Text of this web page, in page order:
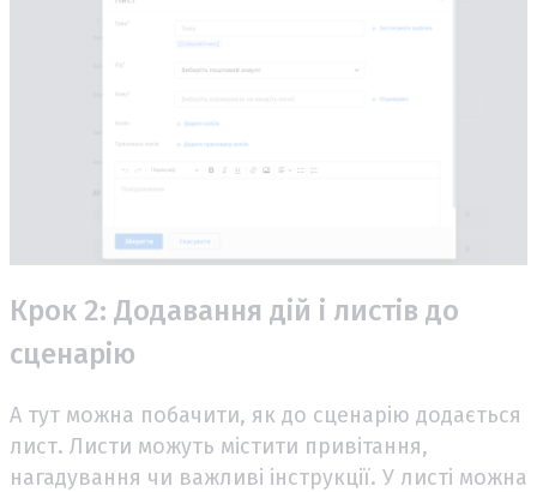
Крок 2: Додавання дій і листів до
сценарію
А тут можна побачити, як до сценарію додається
лист. Листи можуть містити привітання,
нагадування чи важливі інструкції. У листі можна